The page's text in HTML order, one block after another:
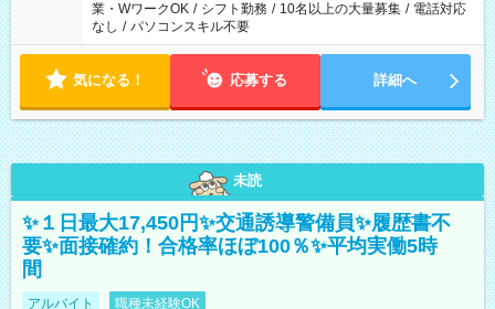
業・WワークOK / シフト勤務 / 10名以上の大量募集 / 電話対応
なし / パソコンスキル不要
気になる！ 応募する 詳細へ
未読
✨１日最大17,450円✨交通誘導警備員✨履歴書不
要✨面接確約！合格率ほぼ100％✨平均実働5時
間
アルバイト 職種未経験OK